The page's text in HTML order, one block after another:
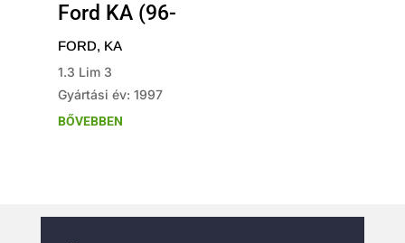
Ford KA (96-
FORD, KA
1.3 Lim 3
Gyártási év: 1997
BŐVEBBEN